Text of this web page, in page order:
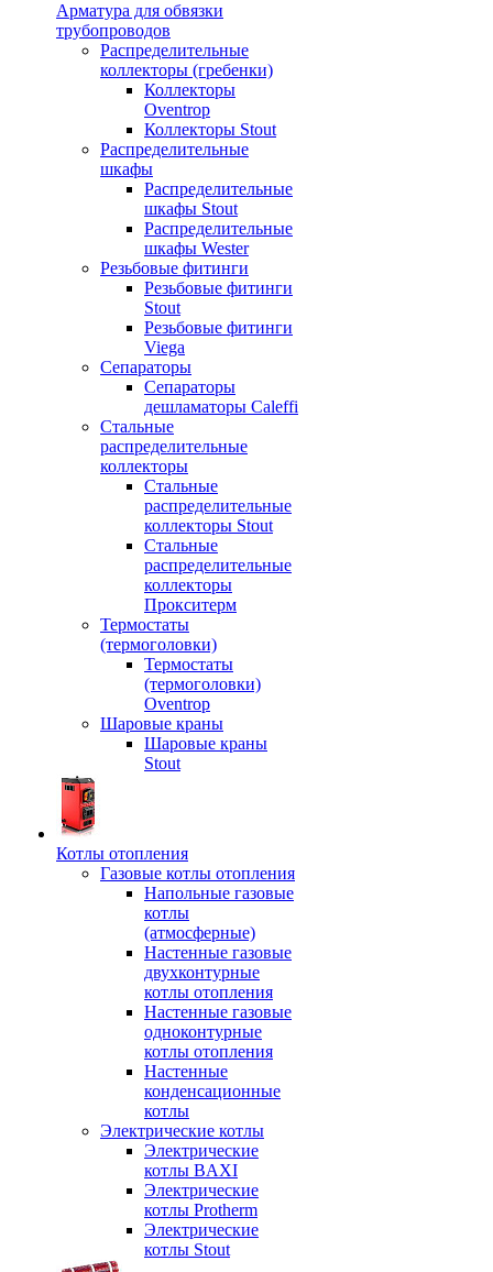
Арматура для обвязки
трубопроводов
Распределительные
коллекторы (гребенки)
Коллекторы
Oventrop
Коллекторы Stout
Распределительные
шкафы
Распределительные
шкафы Stout
Распределительные
шкафы Wester
Резьбовые фитинги
Резьбовые фитинги
Stout
Резьбовые фитинги
Viega
Сепараторы
Сепараторы
дешламаторы Caleffi
Стальные
распределительные
коллекторы
Стальные
распределительные
коллекторы Stout
Стальные
распределительные
коллекторы
Прокситерм
Термостаты
(термоголовки)
Термостаты
(термоголовки)
Oventrop
Шаровые краны
Шаровые краны
Stout
Котлы отопления
Газовые котлы отопления
Напольные газовые
котлы
(атмосферные)
Настенные газовые
двухконтурные
котлы отопления
Настенные газовые
одноконтурные
котлы отопления
Настенные
конденсационные
котлы
Электрические котлы
Электрические
котлы BAXI
Электрические
котлы Protherm
Электрические
котлы Stout